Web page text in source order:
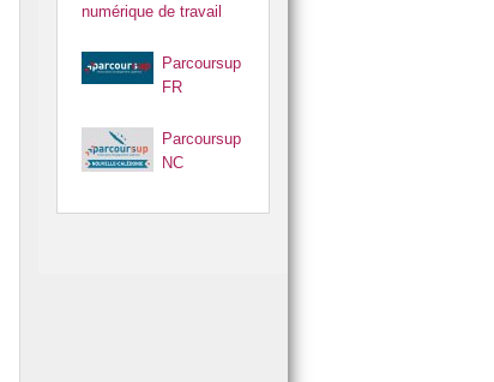
numérique de travail
Parcoursup
FR
Parcoursup
NC